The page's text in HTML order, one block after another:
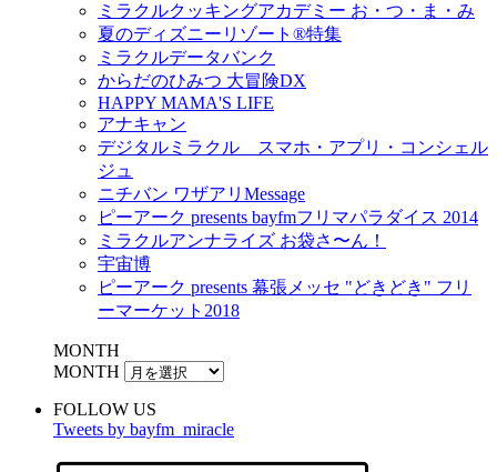
ミラクルクッキングアカデミー お・つ・ま・み
夏のディズニーリゾート®特集
ミラクルデータバンク
からだのひみつ 大冒険DX
HAPPY MAMA'S LIFE
アナキャン
デジタルミラクル スマホ・アプリ・コンシェル
ジュ
ニチバン ワザアリMessage
ピーアーク presents bayfmフリマパラダイス 2014
ミラクルアンナライズ お袋さ〜ん！
宇宙博
ピーアーク presents 幕張メッセ "どきどき" フリ
ーマーケット2018
MONTH
MONTH
FOLLOW US
Tweets by bayfm_miracle